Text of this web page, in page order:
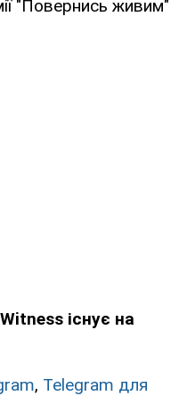
"Повернись живим"
існує на
, Telegram для